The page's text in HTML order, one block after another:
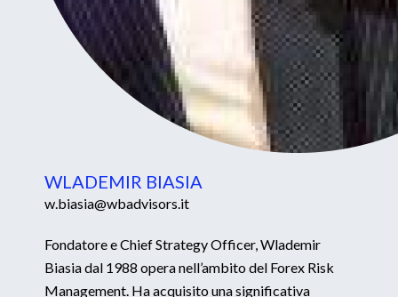
WLADEMIR BIASIA
w.biasia@wbadvisors.it
Fondatore e Chief Strategy Officer, Wlademir
Biasia dal 1988 opera nell’ambito del Forex Risk
Management. Ha acquisito una significativa